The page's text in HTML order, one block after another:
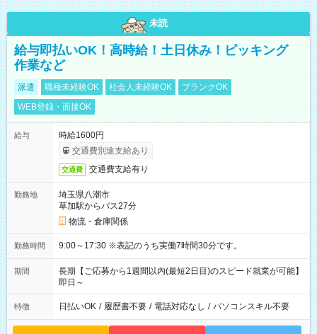
未読
給与即払いOK！高時給！土日休み！ピッキング
作業など
派遣 職種未経験OK 社会人未経験OK
ブランクOK
WEB登録・面接OK
給与
時給1600円
交通費別途支給あり
交通費 交通費支給有り
勤務地
埼玉県八潮市
草加駅からバス27分
物流・倉庫関係
勤務時間 9:00～17:30 ※表記のうち実働7時間30分です。
期間
長期【ご応募から1週間以内(最短2日目)のスピード就業が可能】
即日～
特徴 日払いOK / 履歴書不要 / 電話対応なし / パソコンスキル不要